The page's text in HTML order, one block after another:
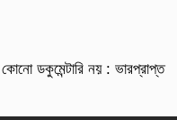
ডকুমেন্টারি নয় : ভারপ্রাপ্ত